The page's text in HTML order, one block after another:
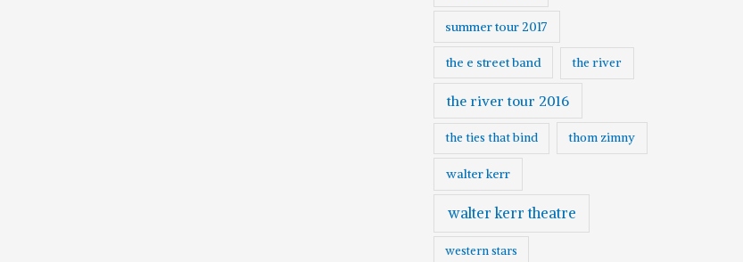
summer tour 2017
the e street band the river
the river tour 2016
the ties that bind thom zimny
walter kerr
walter kerr theatre
western stars